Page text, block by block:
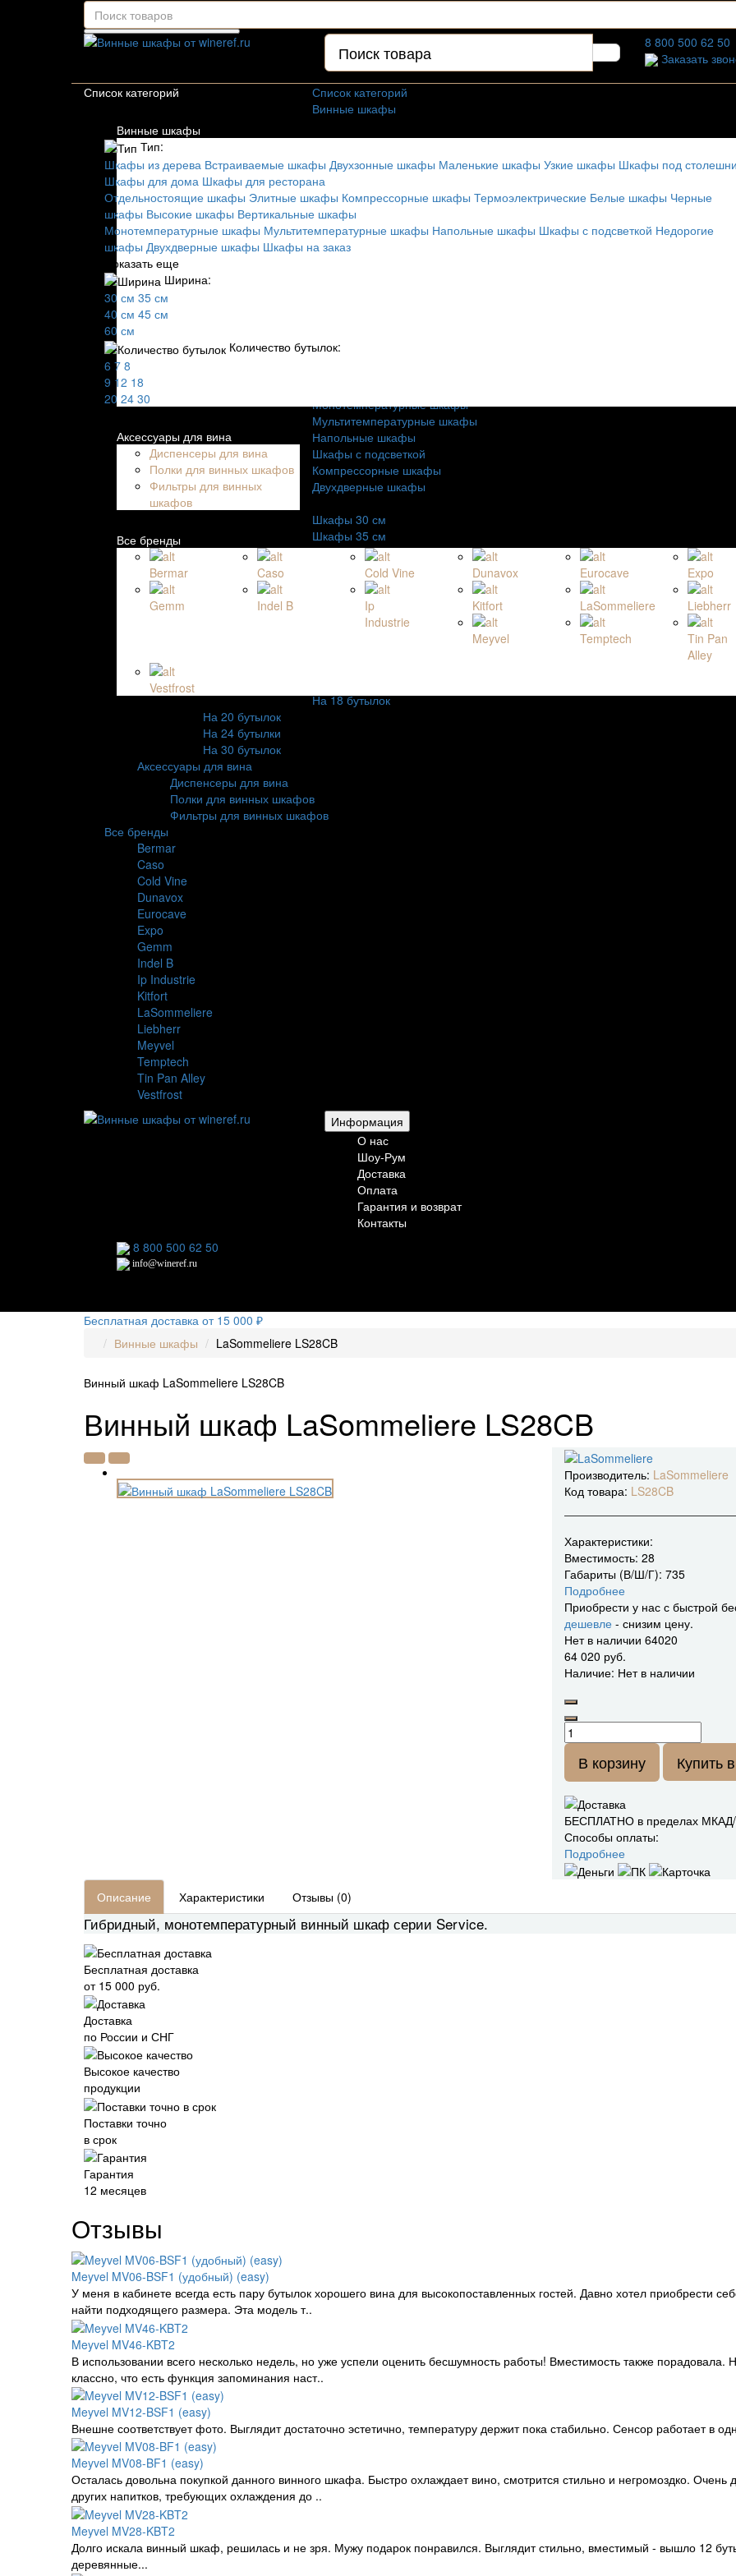
8 800 500 62 50
Заказать
Список категорий
Винные шкафы
Тип:
Шкафы из дерева Встраиваемые шкафы Двухзонные шкафы Маленькие шкафы Узкие шкафы Шкафы под
Шкафы для дома Шкафы для ресторана
Отдельностоящие шкафы Элитные шкафы Компрессорные шкафы Термоэлектрические Белые шкафы Черные
шкафы Высокие шкафы Вертикальные шкафы
Монотемпературные шкафы Мультитемпературные шкафы Напольные шкафы Шкафы с подсветкой Недорогие
шкафы Двухдверные шкафы Шкафы на заказ
Показать еще
Ширина:
30 см 35 см
40 см 45 см
60 см
Количество бутылок:
6 7 8
9 12 18
20 24 30
Аксессуары для вина
Диспенсеры для вина
Полки для винных шкафов
Фильтры для винных
шкафов
Все бренды
Bermar
Caso Cold Vine Dunavox Eurocave
Expo
Gemm
Indel B
Ip
Industrie
Kitfort LaSommeliere
Liebherr
Meyvel
Temptech
Tin Pan
Alley
Vestfrost
Список категорий
Винные шкафы
Шкафы из дерева
Встраиваемые шкафы
Двухзонные шкафы
Маленькие шкафы
Узкие шкафы
Шкафы под столешницу
Шкафы для дома
Шкафы для ресторана
Высокие шкафы
Монотемпературные шкафы
Мультитемпературные шкафы
Напольные шкафы
Шкафы с подсветкой
Компрессорные шкафы
Двухдверные шкафы
Шкафы 30 см
Шкафы 35 см
Шкафы 40 см
Шкафы 45 см
Шкафы 60 см
Количество бутылок:
На 6 бутылок
На 18 бутылок
На 20 бутылок
На 24 бутылки
На 30 бутылок
Аксессуары для вина
Диспенсеры для вина
Полки для винных шкафов
Фильтры для винных шкафов
Все бренды
Bermar
Caso
Cold Vine
Dunavox
Eurocave
Expo
Gemm
Indel B
Ip Industrie
Kitfort
LaSommeliere
Liebherr
Meyvel
Temptech
Tin Pan Alley
Vestfrost
Информация
О нас
Шоу-Рум
Доставка
Оплата
Гарантия и возврат
Контакты
8 800 500 62 50
info@wineref.ru
Бесплатная доставка от 15 000 ₽
Винные шкафы
LaSommeliere LS28CB
Винный шкаф LaSommeliere LS28CB
Винный шкаф LaSommeliere LS28CB
Производитель: LaSommeliere
Код товара: LS28CB
Характеристики:
Вместимость: 28
Габариты (В/Ш/Г): 735
Подробнее
Приобрести у нас с быстрой
дешевле - снизим цену.
Нет в наличии 64020
64 020 руб.
Наличие: Нет в наличии
В корзину Купить
БЕСПЛАТНО в пределах МКАД/
Способы оплаты:
Подробнее
Описание Характеристики Отзывы (0)
Гибридный, монотемпературный винный шкаф серии Service.
Бесплатная доставка
от 15 000 руб.
Доставка
по России и СНГ
Высокое качество
продукции
Поставки точно
в срок
Гарантия
12 месяцев
Отзывы
Meyvel MV06-BSF1 (удобный) (easy)
У меня в кабинете всегда есть пару бутылок хорошего вина для высокопоставленных гостей. Давно хотел приобрести
найти подходящего размера. Эта модель т..
Meyvel MV46-KBT2
В использовании всего несколько недель, но уже успели оценить бесшумность работы! Вместимость также
классно, что есть функция запоминания наст..
Meyvel MV12-BSF1 (easy)
Внешне соответствует фото. Выглядит достаточно эстетично, температуру держит пока стабильно. Сенсор работает в
Meyvel MV08-BF1 (easy)
Осталась довольна покупкой данного винного шкафа. Быстро охлаждает вино, смотрится стильно и негромоздко.
других напитков, требующих охлаждения до ..
Meyvel MV28-KBT2
Долго искала винный шкаф, решилась и не зря. Мужу подарок понравился. Выглядит стильно, вместимый - вышло 12
деревянные...